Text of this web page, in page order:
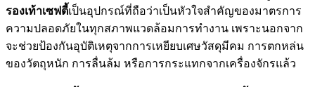
รองเท้าเซฟตี้เป็นอุปกรณ์ที่ถือว่าเป็นหัวใจสำคัญของมาตรการ
ความปลอดภัยในทุกสภาพแวดล้อมการทำงาน เพราะนอกจาก
จะช่วยป้องกันอุบัติเหตุจากการเหยียบเศษวัสดุมีคม การตกหล่น
ของวัตถุหนัก การลื่นล้ม หรือการกระแทกจากเครื่องจักรแล้ว